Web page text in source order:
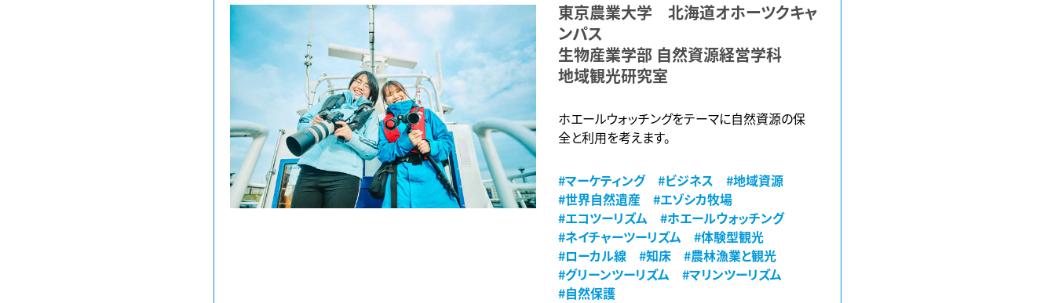
東京農業大学 北海道オホーツクキャ
ンパス
生物産業学部 自然資源経営学科
地域観光研究室
ホエールウォッチングをテーマに自然資源の保
全と利用を考えます。
#マーケティング #ビジネス
#地域資源
#世界自然遺産
#エゾシカ牧場
#エコツーリズム
#ホエールウォッチング
#ネイチャーツーリズム
#体験型観光
#ローカル線
#知床
#農林漁業と観光
#グリーンツーリズム
#マリンツーリズム
#自然保護